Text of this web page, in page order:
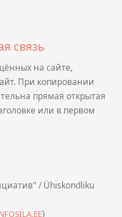
связь
на сайте,
При копировании
прямая открытая
или в первом
/ Ühiskondliku
)